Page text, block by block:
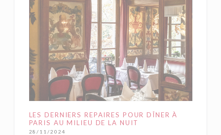
LES DERNIERS REPAIRES POUR DÎNER À
PARIS AU MILIEU DE LA NUIT
28/11/2024